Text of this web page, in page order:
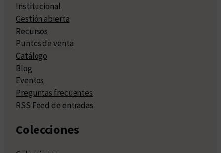
Institucional
Gestión abierta
Recursos
Puntos de venta
Catálogo
Blog
Eventos
Preguntas frecuentes
RSS Feed de entradas
Colecciones